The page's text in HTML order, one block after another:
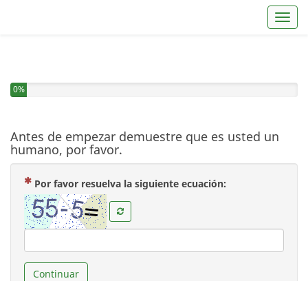
0%
Antes de empezar demuestre que es usted un
humano, por favor.
Por favor resuelva la siguiente ecuación:( Obligatoria )
Continuar